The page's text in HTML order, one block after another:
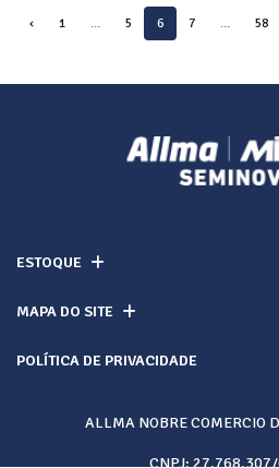
‹ 1 ... 5 6 7 ... 58
ESTOQUE
MAPA DO SITE
POLÍTICA DE PRIVACIDADE
ALLMA NOBRE COMERCIO
CNPJ: